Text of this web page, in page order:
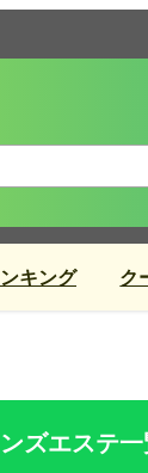
キング ク
ズエステ